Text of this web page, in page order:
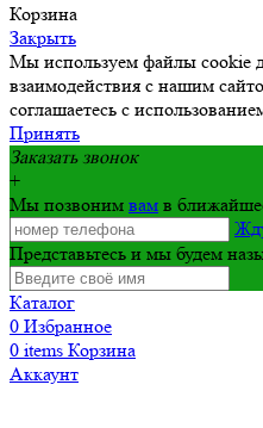
Корзина
Закрыть
Мы используем файлы cookie
взаимодействия с нашим
соглашаетесь с
Принять
Заказать звонок
+
Мы позвоним вам в
Представьтесь и мы будем
Каталог
0 Избранное
0 items Корзина
Аккаунт